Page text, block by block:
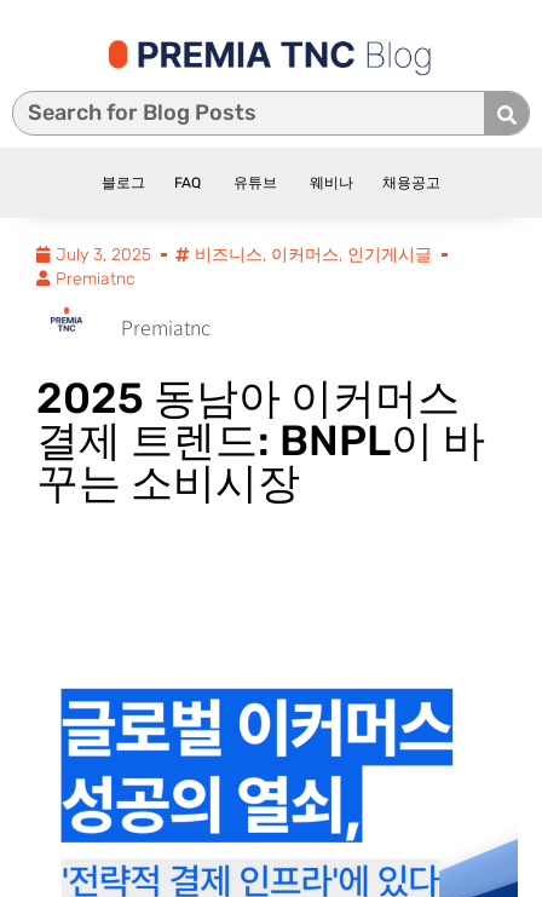
블로그 FAQ 유튜브 웨비나 채용공고
July 3, 2025 비즈니스, 이커머스, 인기게시글
Premiatnc
Premiatnc
2025 동남아 이커머스
결제 트렌드: BNPL이 바
꾸는 소비시장